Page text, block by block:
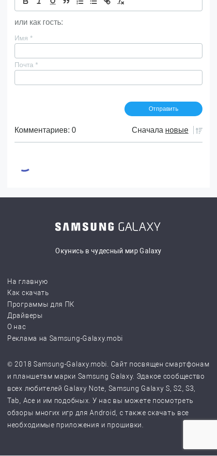
или как гость:
Имя *
Почта *
Комментариев: 0 Сначала новые
Окунись в чудесный мир Galaxy
На главную
Как скачать
Программы для ПК
Драйверы
О нас
Реклама на Samsung-Galaxy.mobi
© 2018 Samsung-Galaxy.mobi. Сайт посвящен смартфонам
и планшетам марки Samsung Galaxy. Эдакое сообщество
всех любителей Galaxy Note, Samsung Galaxy S, S2, S3,
Tab, Ace и им подобных. У нас вы можете посмотреть
обзоры многих игр для Android, с также скачать все
необходимые приложения и прошивки.